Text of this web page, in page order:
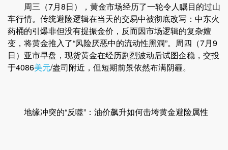
周三（7月8日），黄金市场经历了一轮令人瞩目的过山
车行情。传统避险逻辑在当天的交易中被彻底改写：中东火
药桶的引爆非但没有提振金价，反而因市场逻辑的复杂嬗
变，将黄金推入了“风险厌恶中的流动性黑洞”。周四（7月9
日）亚市早盘，现货黄金在经历剧烈波动后试图企稳，交投
于4086美元/盎司附近，但短期前景依然布满阴霾。
地缘冲突的“反噬”：油价飙升如何击垮黄金避险属性